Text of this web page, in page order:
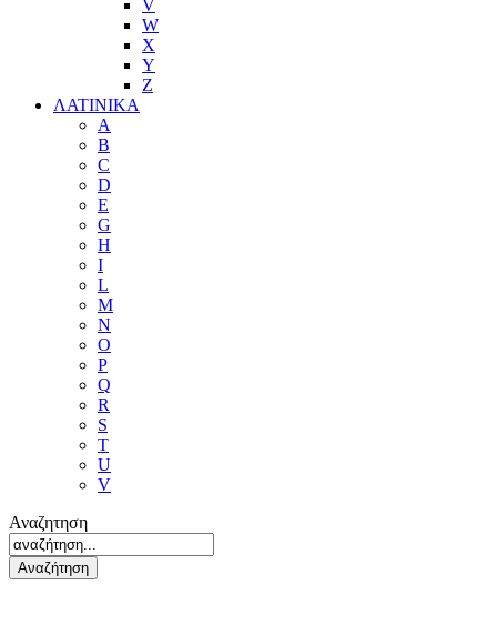
V
W
X
Y
Z
ΛΑΤΙΝΙΚΑ
A
B
C
D
E
G
H
I
L
M
N
O
P
Q
R
S
T
U
V
Αναζητηση